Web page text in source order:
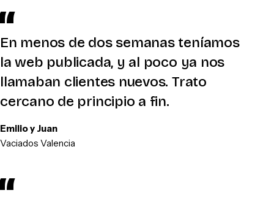
En menos de dos semanas teníamos
la web publicada, y al poco ya nos
llamaban clientes nuevos. Trato
cercano de principio a fin.
Emilio y Juan
Vaciados Valencia